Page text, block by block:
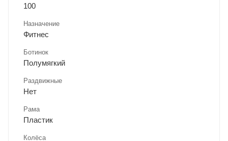
100
Назначение
Фитнес
Ботинок
Полумягкий
Раздвижные
Нет
Рама
Пластик
Колёса